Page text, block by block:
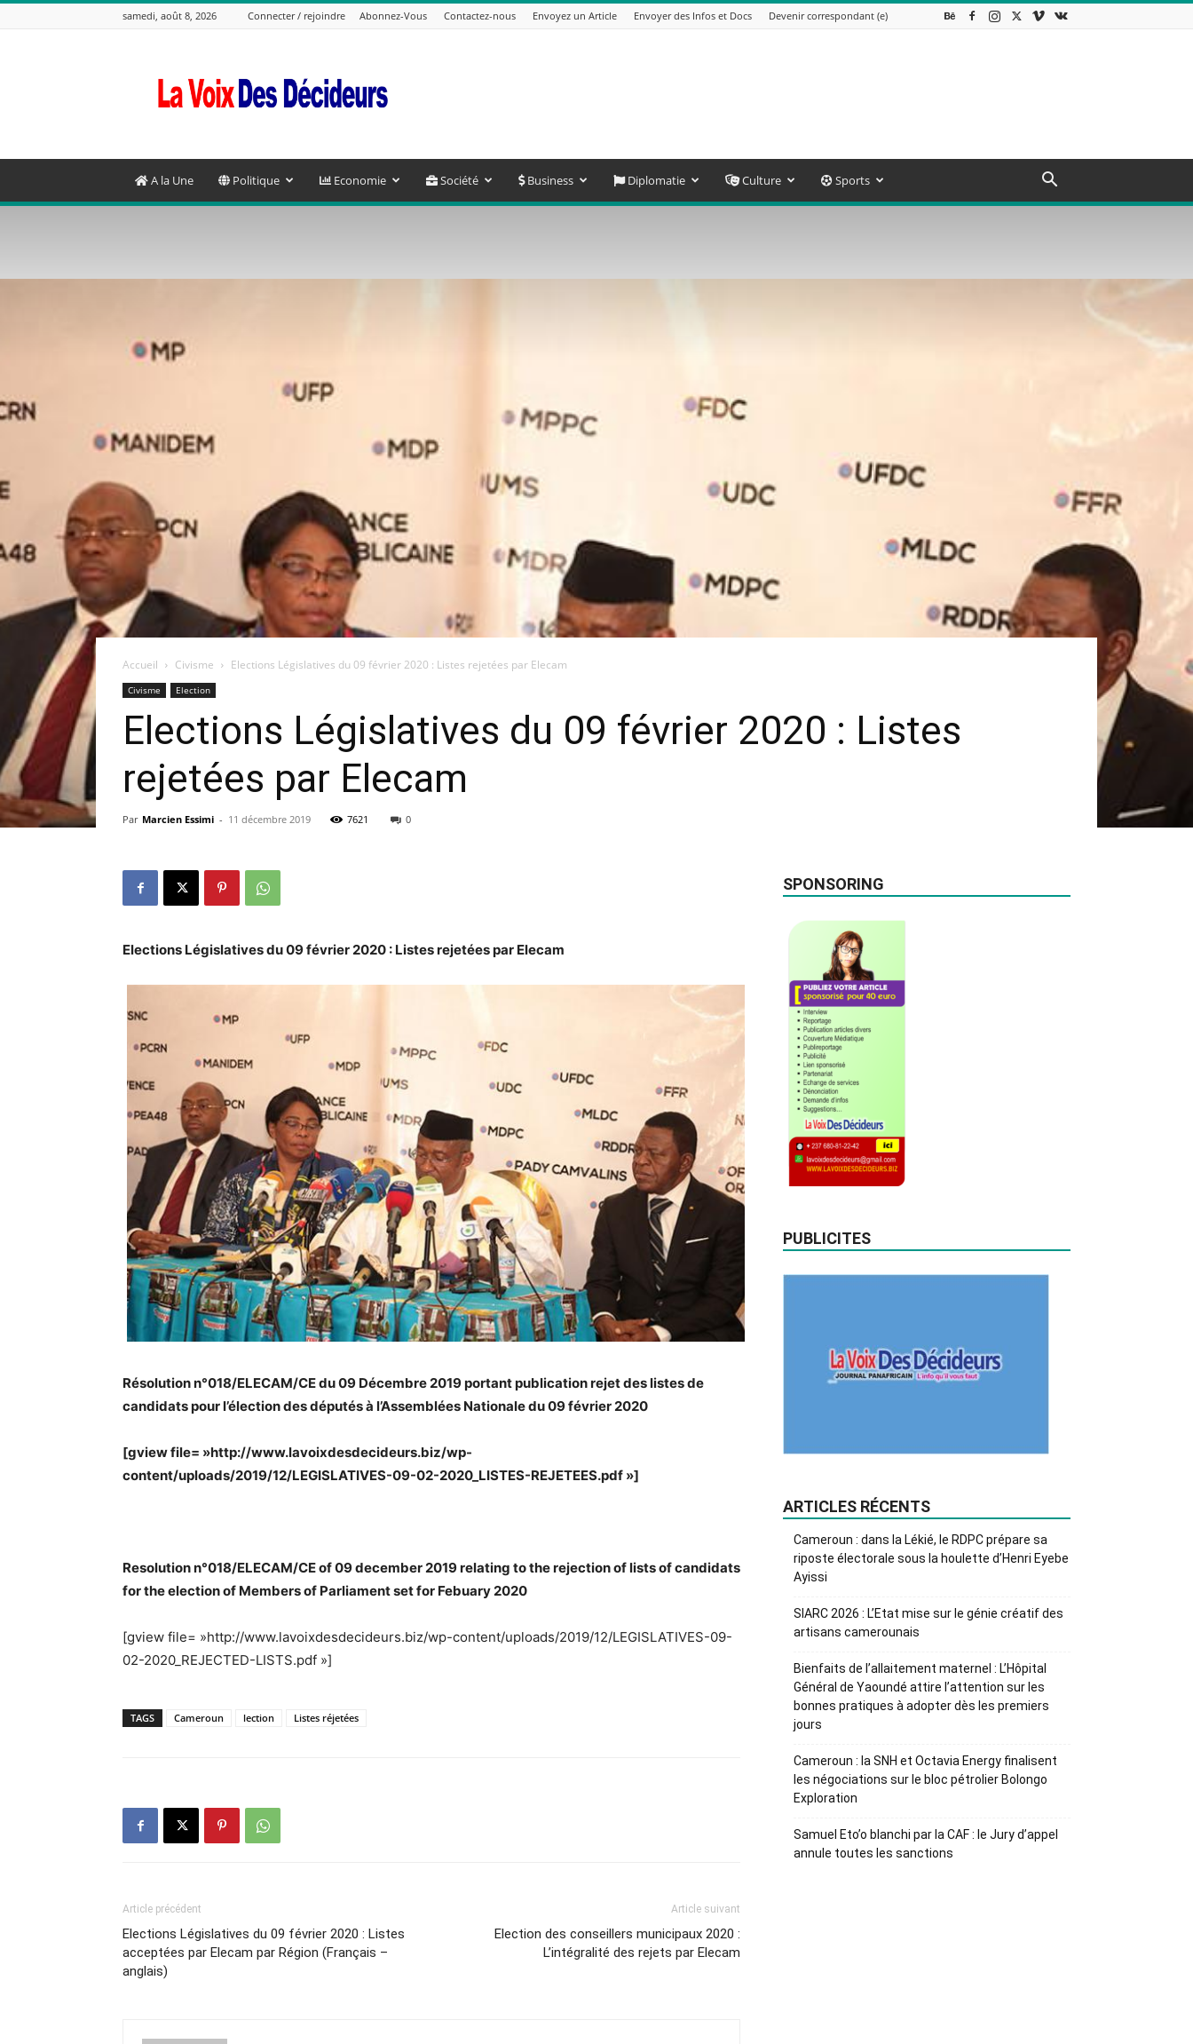
samedi, août 8, 2026 Connecter / rejoindre Abonnez-Vous Contactez-nous Envoyez un Article Envoyer des Infos et Docs Devenir correspondant (e)
Voix
Des
A la Une Politique Economie Société Business Diplomatie Culture Sports
Accueil Civisme Elections Législatives du 09 février 2020 : Listes rejetées par Elecam
Civisme Election
Elections Législatives du 09 février 2020 : Listes
rejetées par Elecam
Par Marcien Essimi - 11 décembre 2019 7621 0
Elections Législatives du 09 février 2020 : Listes rejetées par Elecam
Résolution n°018/ELECAM/CE du 09 Décembre 2019 portant publication rejet des listes de
candidats pour l’élection des députés à l’Assemblées Nationale du 09 février 2020
[gview file= »http://www.lavoixdesdecideurs.biz/wp-
content/uploads/2019/12/LEGISLATIVES-09-02-2020_LISTES-REJETEES.pdf »]
Resolution n°018/ELECAM/CE of 09 december 2019 relating to the rejection of lists of candidats
for the election of Members of Parliament set for Febuary 2020
[gview file= »http://www.lavoixdesdecideurs.biz/wp-content/uploads/2019/12/LEGISLATIVES-09-
02-2020_REJECTED-LISTS.pdf »]
TAGS Cameroun lection Listes réjetées
Article précédent
Elections Législatives du 09 février 2020 : Listes
acceptées par Elecam par Région (Français –
anglais)
Article suivant
Election des conseillers municipaux 2020 :
L’intégralité des rejets par Elecam
SPONSORING
PUBLICITES
ARTICLES RÉCENTS
Cameroun : dans la Lékié, le RDPC prépare sa
riposte électorale sous la houlette d’Henri Eyebe
Ayissi
SIARC 2026 : L’Etat mise sur le génie créatif des
artisans camerounais
Bienfaits de l’allaitement maternel : L’Hôpital
Général de Yaoundé attire l’attention sur les
bonnes pratiques à adopter dès les premiers
jours
Cameroun : la SNH et Octavia Energy finalisent
les négociations sur le bloc pétrolier Bolongo
Exploration
Samuel Eto’o blanchi par la CAF : le Jury d’appel
annule toutes les sanctions